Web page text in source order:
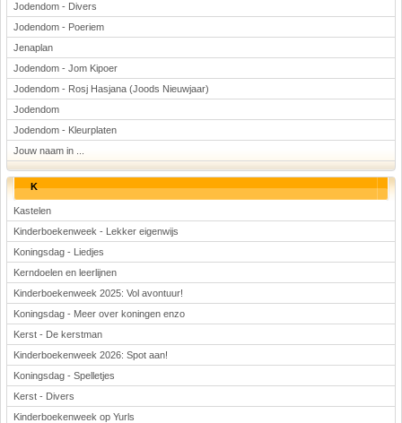
Jodendom - Divers
Jodendom - Poeriem
Jenaplan
Jodendom - Jom Kipoer
Jodendom - Rosj Hasjana (Joods Nieuwjaar)
Jodendom
Jodendom - Kleurplaten
Jouw naam in ...
K
Kastelen
Kinderboekenweek - Lekker eigenwijs
Koningsdag - Liedjes
Kerndoelen en leerlijnen
Kinderboekenweek 2025: Vol avontuur!
Koningsdag - Meer over koningen enzo
Kerst - De kerstman
Kinderboekenweek 2026: Spot aan!
Koningsdag - Spelletjes
Kerst - Divers
Kinderboekenweek op Yurls